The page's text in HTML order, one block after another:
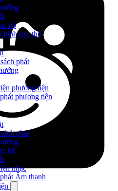
bộ
sửa thẻ
phát
phương tiện
phương tiện
phát
bộ
nhạc
Âm thanh